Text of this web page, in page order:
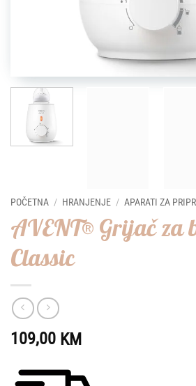
POČETNA / HRANJENJE / APARATI ZA
AVENT® Grijač za
Classic
109,00 KM